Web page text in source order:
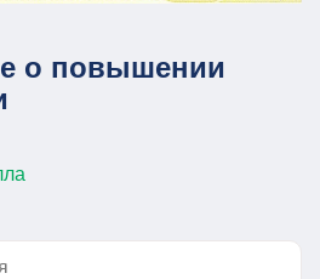
о повышении